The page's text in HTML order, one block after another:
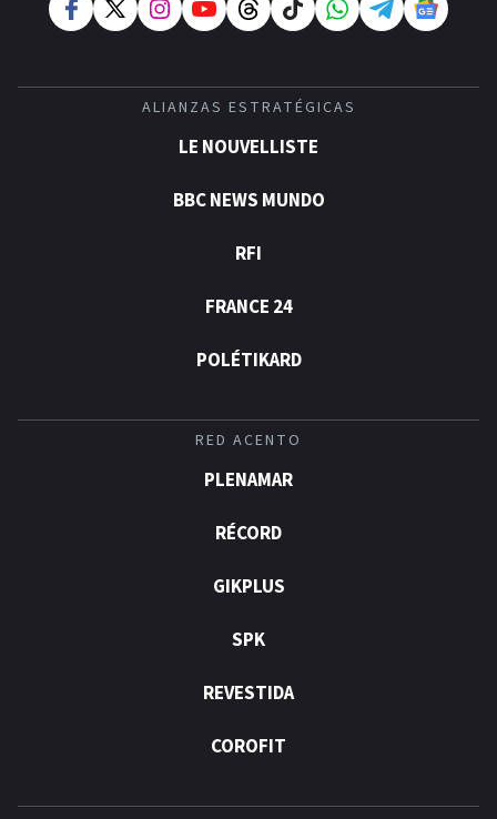
ALIANZAS ESTRATÉGICAS
LE NOUVELLISTE
BBC NEWS MUNDO
RFI
FRANCE 24
POLÉTIKARD
RED ACENTO
PLENAMAR
RÉCORD
GIKPLUS
SPK
REVESTIDA
COROFIT